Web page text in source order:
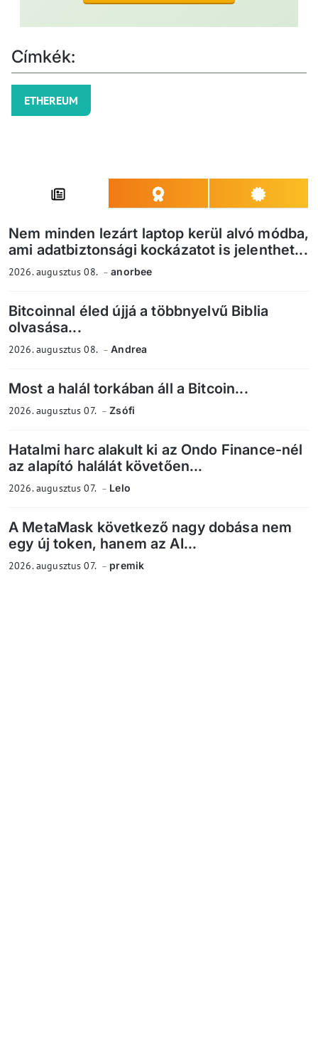
Címkék:
ETHEREUM
Nem minden lezárt laptop kerül alvó módba,
ami adatbiztonsági kockázatot is jelenthet...
2026. augusztus 08. anorbee
Bitcoinnal éled újjá a többnyelvű Biblia
olvasása...
2026. augusztus 08. Andrea
Most a halál torkában áll a Bitcoin...
2026. augusztus 07. Zsófi
Hatalmi harc alakult ki az Ondo Finance-nél
az alapító halálát követően...
2026. augusztus 07. Lelo
A MetaMask következő nagy dobása nem
egy új token, hanem az AI...
2026. augusztus 07. premik